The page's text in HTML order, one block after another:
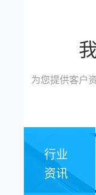
为您提供客户
行业
资讯